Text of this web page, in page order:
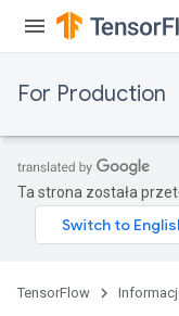
For Production
Ta strona została
TensorFlow